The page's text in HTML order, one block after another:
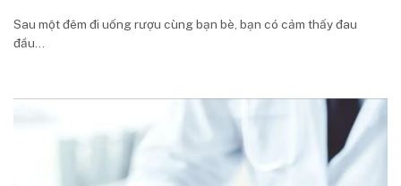
Sau một đêm đi uống rượu cùng bạn bè, bạn có cảm thấy đau
đầu...